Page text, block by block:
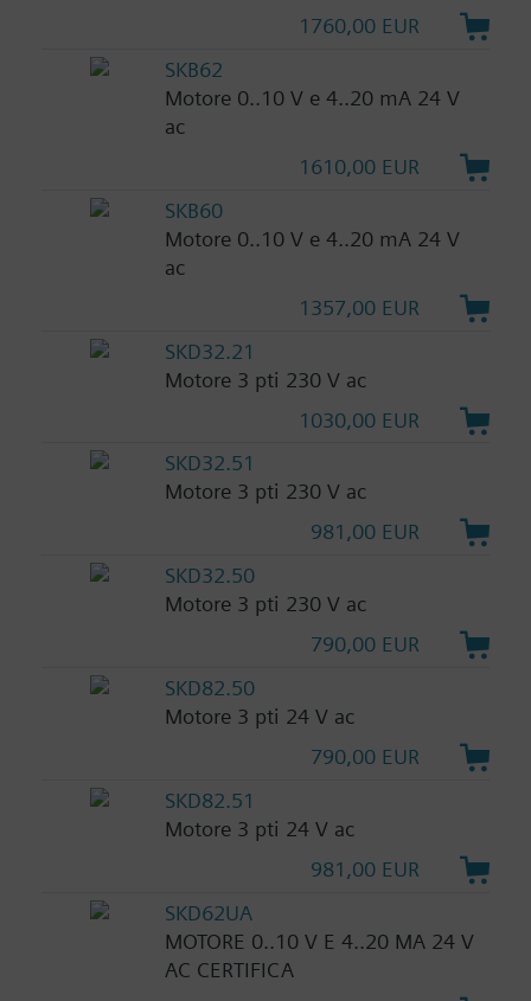
1760,00 EUR
SKB62
Motore 0..10 V e 4..20 mA 24 V
ac
1610,00 EUR
SKB60
Motore 0..10 V e 4..20 mA 24 V
ac
1357,00 EUR
SKD32.21
Motore 3 pti 230 V ac
1030,00 EUR
SKD32.51
Motore 3 pti 230 V ac
981,00 EUR
SKD32.50
Motore 3 pti 230 V ac
790,00 EUR
SKD82.50
Motore 3 pti 24 V ac
790,00 EUR
SKD82.51
Motore 3 pti 24 V ac
981,00 EUR
SKD62UA
MOTORE 0..10 V E 4..20 MA 24 V
AC CERTIFICA